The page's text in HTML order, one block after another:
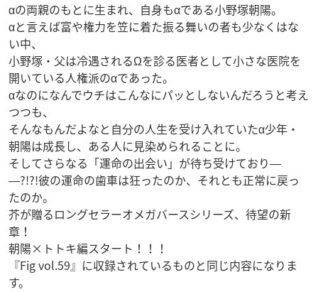
αの両親のもとに生まれ、自身もαである小野塚朝陽。
αと言えば富や権力を笠に着た振る舞いの者も少なくはな
い中、
小野塚・父は冷遇されるΩを診る医者として小さな医院を
開いている人権派のαであった。
αなのになんでウチはこんなにパッとしないんだろうと考え
つつも、
そんなもんだよなと自分の人生を受け入れていたα少年・
朝陽は成長し、ある人に見染められることに。
そしてさらなる「運命の出会い」が待ち受けており―
―?!?!彼の運命の歯車は狂ったのか、それとも正常に戻っ
たのか。
芥が贈るロングセラーオメガバースシリーズ、待望の新
章！
朝陽×トトキ編スタート！！！
『Fig vol.59』に収録されているものと同じ内容になりま
す。